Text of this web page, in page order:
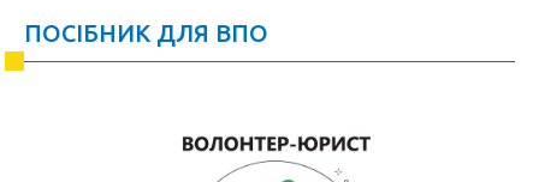
ПОСІБНИК ДЛЯ ВПО